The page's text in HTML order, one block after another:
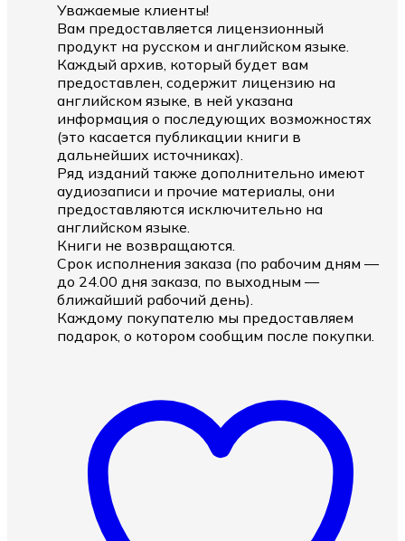
Уважаемые клиенты!
Вам предоставляется лицензионный
продукт на русском и английском языке.
Каждый архив, который будет вам
предоставлен, содержит лицензию на
английском языке, в ней указана
информация о последующих возможностях
(это касается публикации книги в
дальнейших источниках).
Ряд изданий также дополнительно имеют
аудиозаписи и прочие материалы, они
предоставляются исключительно на
английском языке.
Книги не возвращаются.
Срок исполнения заказа (по рабочим дням —
до 24.00 дня заказа, по выходным —
ближайший рабочий день).
Каждому покупателю мы предоставляем
подарок, о котором сообщим после покупки.